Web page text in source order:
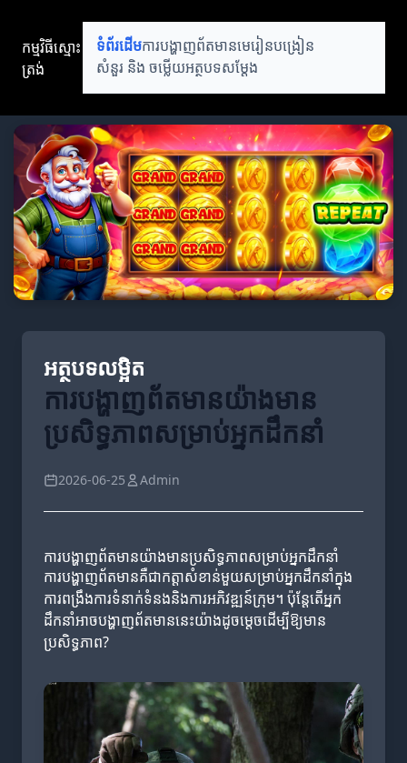
កម្មវិធីស្មោះ
ត្រង់
ទំព័រដើមការបង្ហាញព័តមានមេរៀនបង្រៀន
សំនួរ និង ចម្លើយអត្ថបទសម្តែង
អត្ថបទលម្អិត
ការបង្ហាញព័តមានយ៉ាងមាន
ប្រសិទ្ធភាពសម្រាប់អ្នកដឹកនាំ
2026-06-25 Admin
ការបង្ហាញព័តមានយ៉ាងមានប្រសិទ្ធភាពសម្រាប់អ្នកដឹកនាំ
ការបង្ហាញព័តមានគឺជាកត្តាសំខាន់មួយសម្រាប់អ្នកដឹកនាំក្នុង
ការពង្រឹងការទំនាក់ទំនងនិងការអភិវឌ្ឍន៍ក្រុម។ ប៉ុន្តែតើអ្នក
ដឹកនាំអាចបង្ហាញព័តមាននេះយ៉ាងដូចម្តេចដើម្បីឱ្យមាន
ប្រសិទ្ធភាព?